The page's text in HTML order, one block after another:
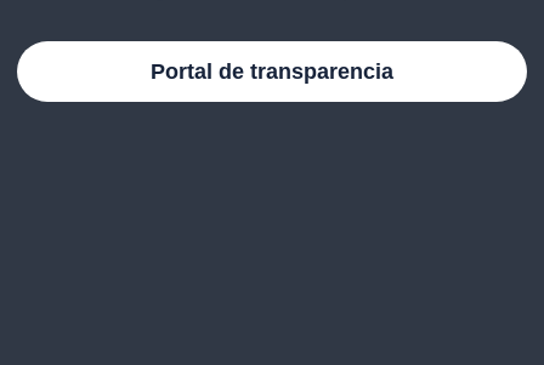
Portal de transparencia